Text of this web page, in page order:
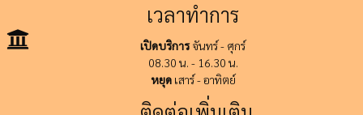
เวลาทำการ
เปิดบริการจันทร์ - ศุกร์
08.30 น. - 16.30 น.
หยุดเสาร์ - อาทิตย์